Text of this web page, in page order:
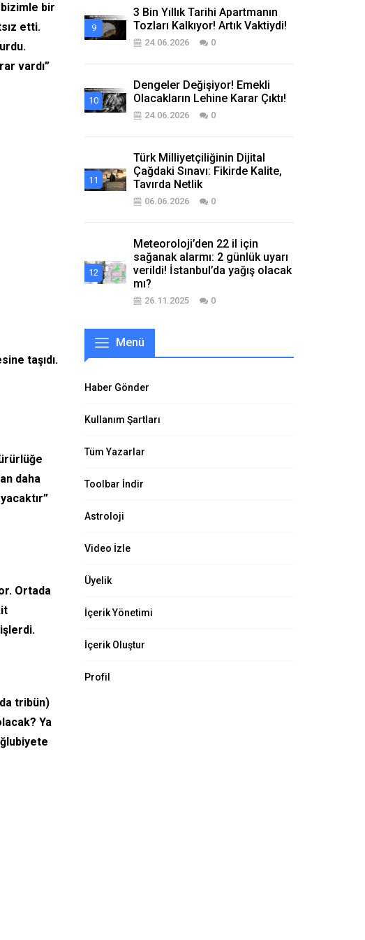
bir
etti.
vardı”
taşıdı.
daha
Ortada
tribün)
Ya
3 Bin Yıllık Tarihi Apartmanın
Tozları Kalkıyor! Artık Vaktiydi!
24.06.2026 0
Dengeler Değişiyor! Emekli
Olacakların Lehine Karar Çıktı!
24.06.2026 0
Türk Milliyetçiliğinin Dijital
Çağdaki Sınavı: Fikirde Kalite,
Tavırda Netlik
06.06.2026 0
Meteoroloji’den 22 il için
sağanak alarmı: 2 günlük uyarı
verildi! İstanbul’da yağış olacak
mı?
26.11.2025 0
Menü
Haber Gönder
Kullanım Şartları
Tüm Yazarlar
Toolbar İndir
Astroloji
Video İzle
Üyelik
İçerik Yönetimi
İçerik Oluştur
Profil